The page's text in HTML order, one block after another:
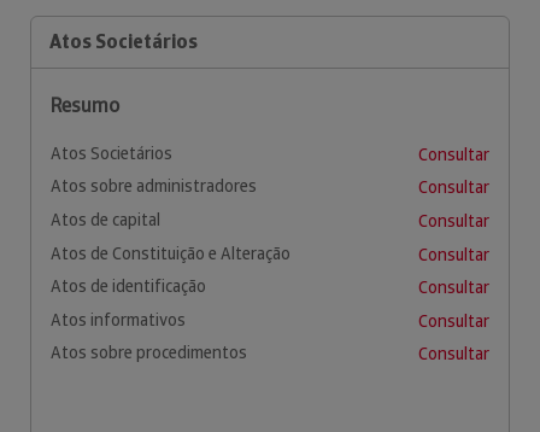
Atos Societários
Resumo
Atos Societários
Consultar
Atos sobre administradores
Consultar
Atos de capital
Consultar
Atos de Constituição e Alteração
Consultar
Atos de identificação
Consultar
Atos informativos
Consultar
Atos sobre procedimentos
Consultar